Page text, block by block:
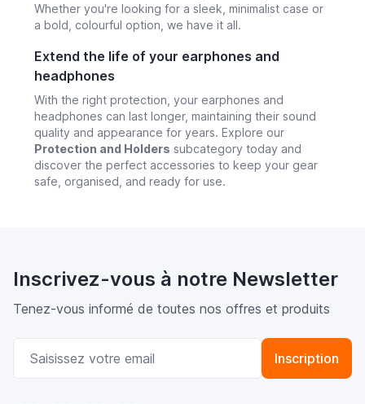
Whether you're looking for a sleek, minimalist case or
a bold, colourful option, we have it all.
Extend the life of your earphones and
headphones
With the right protection, your earphones and
headphones can last longer, maintaining their sound
quality and appearance for years. Explore our
Protection and Holders subcategory today and
discover the perfect accessories to keep your gear
safe, organised, and ready for use.
Inscrivez-vous à notre Newsletter
Tenez-vous informé de toutes nos offres et produits
Adresse email
Inscription